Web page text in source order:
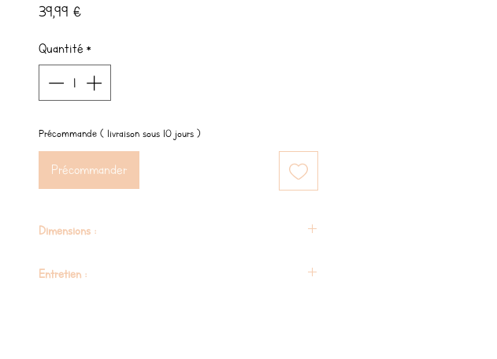
39,99 €Prix
Quantité *
Précommande ( livraison sous 10 jours )
Précommander
Dimensions :
Entretien :